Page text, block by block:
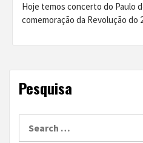
Hoje temos concerto do Paulo
comemoração da Revolução do
Pesquisa